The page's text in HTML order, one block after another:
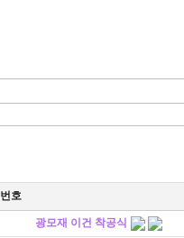
번호
광모재 이건 착공식